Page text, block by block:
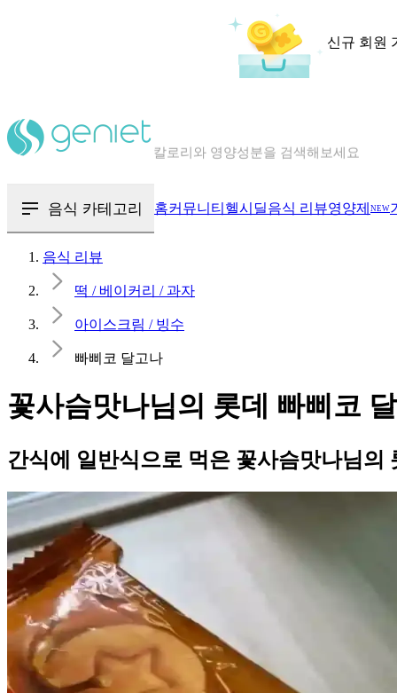
신규 회원
혈당 · 다이어트 음식 검색해보세요
음식 카테고리 홈커뮤니티 헬시딜음식 리뷰영양제 NEW
음식 리뷰
떡 / 베이커리 / 과자
아이스크림 / 빙수
빠삐코 달고나
꽃사슴맛나님의 롯데 빠삐코
간식에 일반식으로 먹은 꽃사슴맛나님